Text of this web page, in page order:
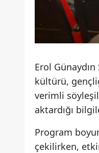
Erol
kültürü,
verimli
aktardığı
Program
çekilirken,